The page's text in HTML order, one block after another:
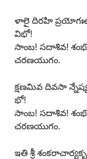
ళాలై దిరహి
విభో!
సాంబ! సదాశివ!
చరణయుగం.
క్షణమివ దివసా
భో!
సాంబ! సదాశివ!
చరణయుగం.
ఇతి శ్రీ